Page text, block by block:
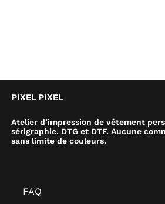
PIXEL PIXEL
Atelier d’impression de vêtement
sérigraphie, DTG et DTF. Aucune
sans limite de couleurs.
FAQ